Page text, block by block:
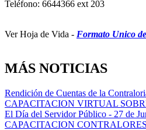
Teléfono: 6644366 ext 203
Ver Hoja de Vida - Formato Unico
MÁS NOTICIAS
Rendición de Cuentas de la
CAPACITACION VIRTUAL
El Día del Servidor Público - 27 de
CAPACITACION